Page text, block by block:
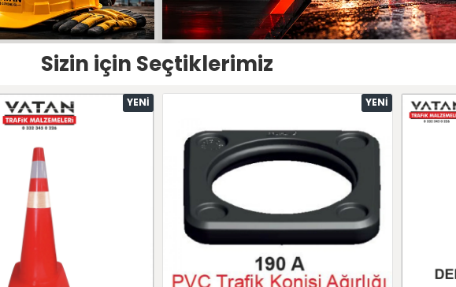
Sizin için Seçtiklerimiz
YENI YENI